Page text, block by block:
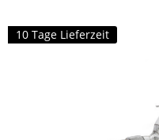
10 Tage Lieferzeit